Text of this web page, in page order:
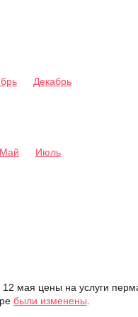
Декабрь
Май Июль
мая цены на услуги
были изменены